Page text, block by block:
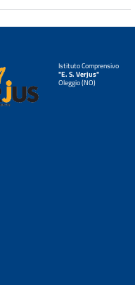
Istituto Comprensivo
"E. S. Verjus"
Oleggio (NO)